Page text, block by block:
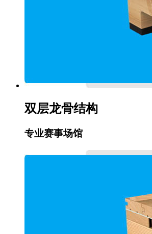
双层龙骨结构
专业赛事场馆